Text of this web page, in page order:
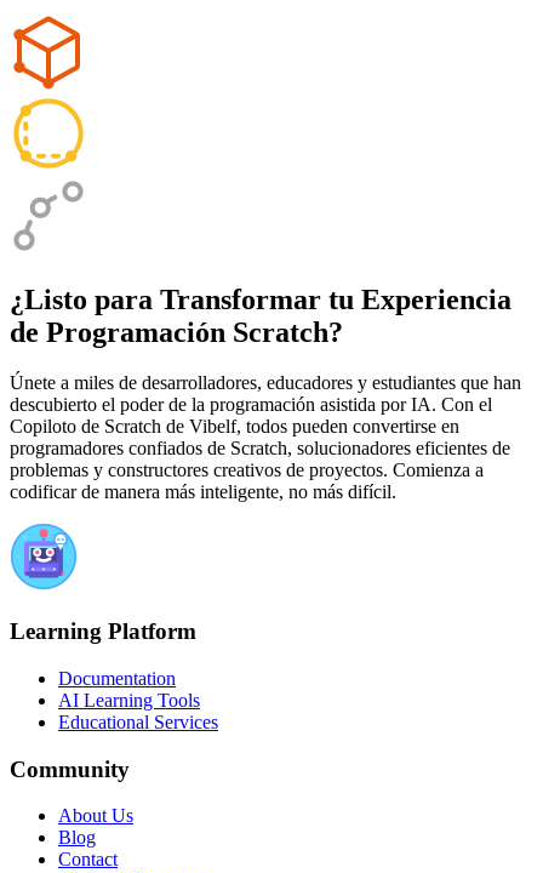
¿Listo para Transformar tu Experiencia
de Programación Scratch?
Únete a miles de desarrolladores, educadores y estudiantes que han
descubierto el poder de la programación asistida por IA. Con el
Copiloto de Scratch de Vibelf, todos pueden convertirse en
programadores confiados de Scratch, solucionadores eficientes de
problemas y constructores creativos de proyectos. Comienza a
codificar de manera más inteligente, no más difícil.
Learning Platform
Documentation
AI Learning Tools
Educational Services
Community
About Us
Blog
Contact